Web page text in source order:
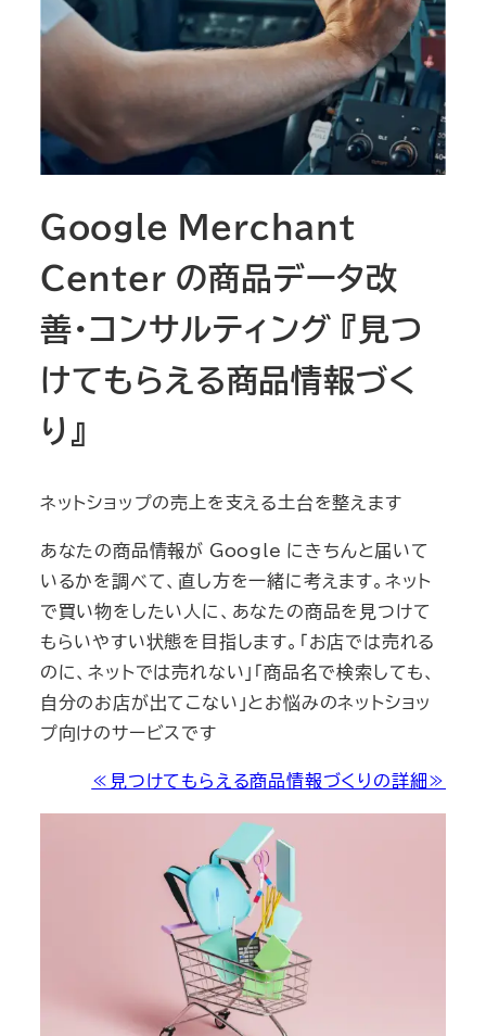
Google Merchant
Center の商品データ改
善・コンサルティング 『見つ
けてもらえる商品情報づく
り』
ネットショップの売上を支える土台を整えます
あなたの商品情報が Google にきちんと届いて
いるかを調べて、直し方を一緒に考えます。ネット
で買い物をしたい人に、あなたの商品を見つけて
もらいやすい状態を目指します。「お店では売れる
のに、ネットでは売れない」「商品名で検索しても、
自分のお店が出てこない」とお悩みのネットショッ
プ向けのサービスです
≪見つけてもらえる商品情報づくりの詳細≫